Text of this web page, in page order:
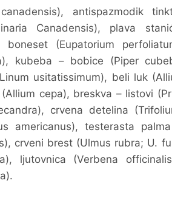
antispazmodik
Canadensis), plava
(Eupatorium
kubeba – bobice (Piper
usitatissimum), beli luk
cepa), breskva – listovi
crvena detelina
americanus), testerasta
crveni brest (Ulmus rubra; U.
ljutovnica (Verbena